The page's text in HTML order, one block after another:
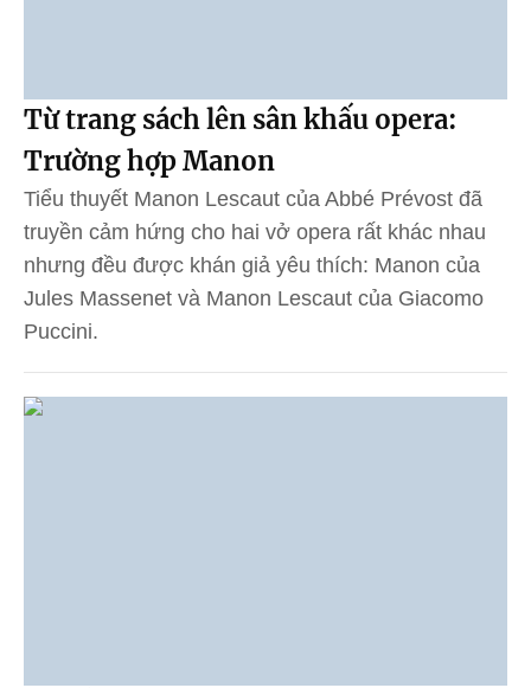
Từ trang sách lên sân khấu opera:
Trường hợp Manon
Tiểu thuyết Manon Lescaut của Abbé Prévost đã
truyền cảm hứng cho hai vở opera rất khác nhau
nhưng đều được khán giả yêu thích: Manon của
Jules Massenet và Manon Lescaut của Giacomo
Puccini.